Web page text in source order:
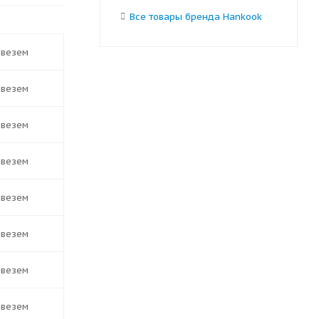
Все товары бренда Hankook